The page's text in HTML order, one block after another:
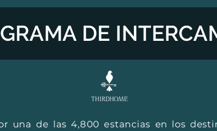
DE
una de las 4,800 estancias en los